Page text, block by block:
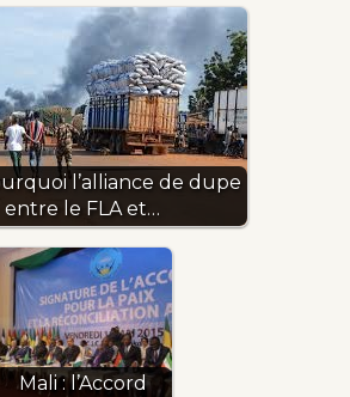
l’alliance de dupe
entre le FLA et…
Mali : l’Accord